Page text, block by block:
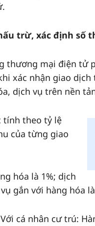
trừ, xác định số
thương mại điện
xác nhận giao
dịch vụ trên nền
tính theo tỷ lệ
của từng giao
hóa là 1%; dịch
gắn với hàng hóa
cá nhân cư trú: